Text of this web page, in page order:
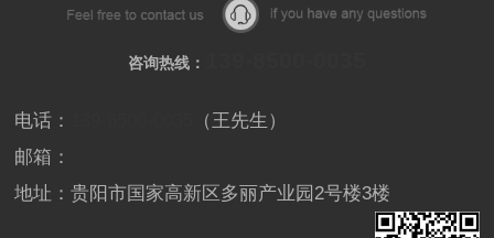
咨询热线：
电话：
（王先生）
邮箱：
地址：贵阳市国家高新区多丽产业园2号楼3楼